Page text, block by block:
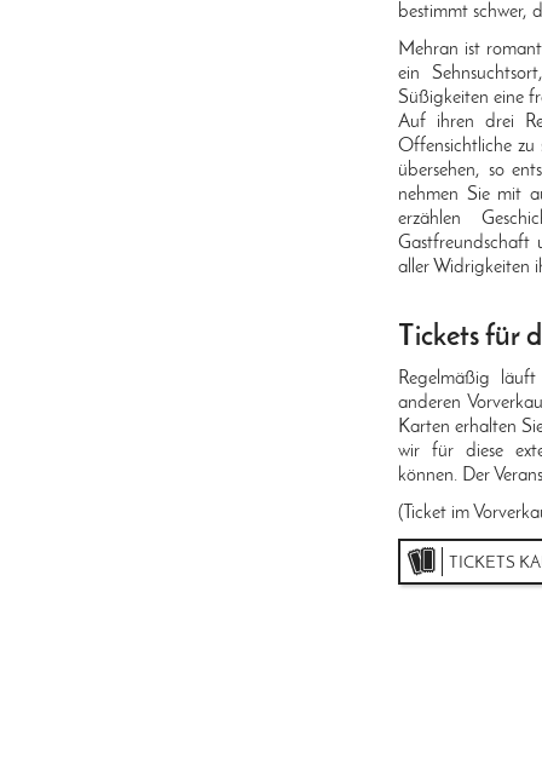
bestimmt schwer,
Mehran ist
ein
Süßigkeiten eine
Auf ihren drei
Offensichtliche zu
übersehen, so
nehmen Sie mit
erzählen
Gastfreundschaft
aller Widrigkeiten
Tickets für
Regelmäßig
anderen
Karten erhalten
wir für diese
können. Der
(Ticket im
TICKETS